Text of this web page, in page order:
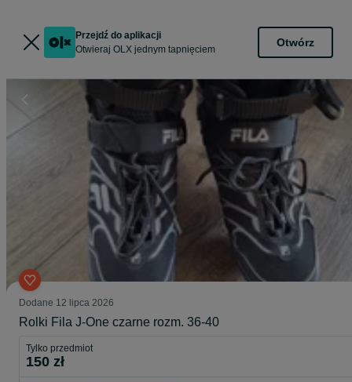
Przejdź do aplikacji
Otwieraj OLX jednym tapnięciem
Otwórz
Dodane 12 lipca 2026
Rolki Fila J-One czarne rozm. 36-40
Tylko przedmiot
150 zł